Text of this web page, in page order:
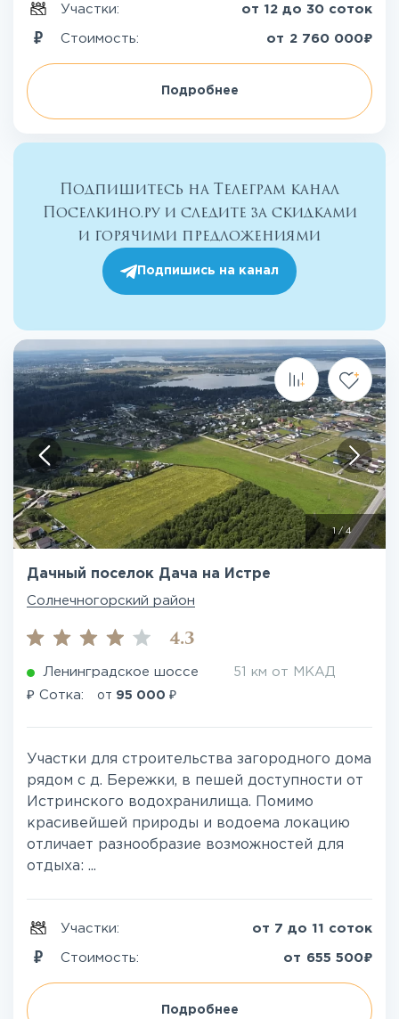
Участки: от 12 до 30 соток
Стоимость: от 2 760 000₽
Подробнее
Подпишитесь на Телеграм канал
Поселкино.ру и следите за скидками
и горячими предложениями
Подпишись на канал
1/4
Дачный поселок Дача на Истре
Солнечногорский район
4.3
Ленинградское шоссе 51 км от МКАД
₽ Сотка: от 95 000 ₽
Участки для строительства загородного дома
рядом с д. Бережки, в пешей доступности от
Истринского водохранилища. Помимо
красивейшей природы и водоема локацию
отличает разнообразие возможностей для
отдыха: ...
Участки: от 7 до 11 соток
Стоимость: от 655 500₽
Подробнее